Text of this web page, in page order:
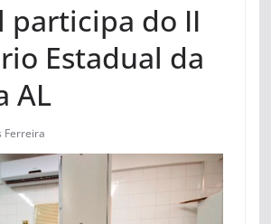
participa do II
Estadual da
AL
Ferreira